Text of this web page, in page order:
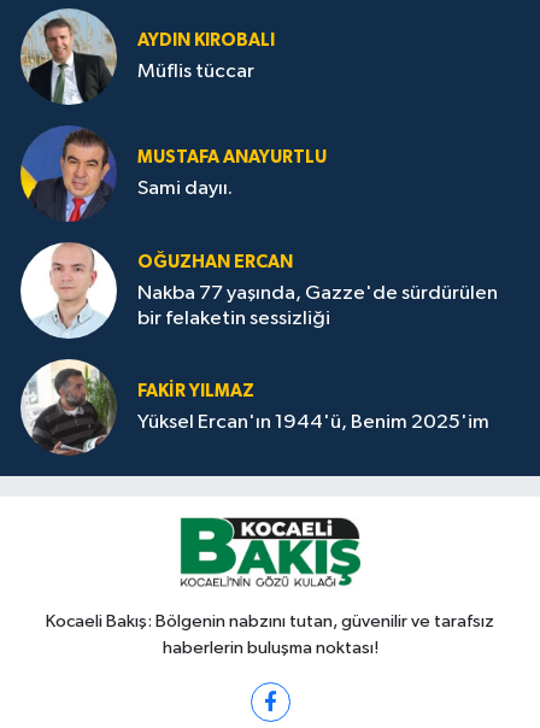
AYDIN KIROBALI
Müflis tüccar
MUSTAFA ANAYURTLU
Sami dayıı.
OĞUZHAN ERCAN
Nakba 77 yaşında, Gazze'de sürdürülen
bir felaketin sessizliği
FAKİR YILMAZ
Yüksel Ercan'ın 1944'ü, Benim 2025'im
Kocaeli Bakış: Bölgenin nabzını tutan, güvenilir ve tarafsız
haberlerin buluşma noktası!